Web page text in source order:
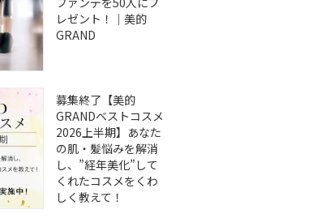
レゼント！｜美的
GRAND
募集終了【美的
GRANDベストコスメ
2026上半期】あなた
の肌・髪悩みを解消
し、”経年美化”して
くれたコスメをくわ
しく教えて！